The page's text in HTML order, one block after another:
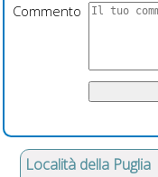
Commento
Località della Puglia